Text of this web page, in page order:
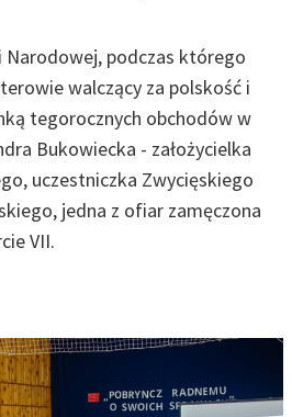
Narodowej, podczas którego
walczący za polskość i
tegorocznych obchodów w
Bukowiecka - założycielka
uczestniczka Zwycięskiego
jedna z ofiar zamęczona
VII.